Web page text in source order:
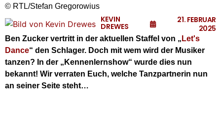
© RTL/Stefan Gregorowius
KEVIN
DREWES
21. FEBRUAR
2025
Ben Zucker vertritt in der aktuellen Staffel von „ Let's
Dance“ den Schlager. Doch mit wem wird der Musiker
tanzen? In der „Kennenlernshow“ wurde dies nun
bekannt! Wir verraten Euch, welche Tanzpartnerin nun
an seiner Seite steht…